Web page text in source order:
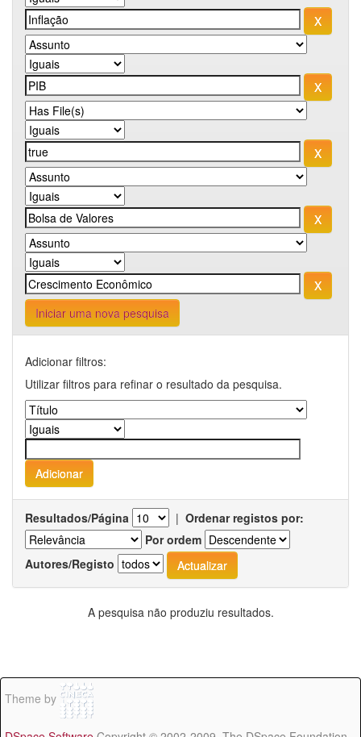
Iniciar uma nova pesquisa
Adicionar filtros:
Utilizar filtros para refinar o resultado da pesquisa.
Resultados/Página | Ordenar registos por:
Por ordem
Autores/Registo
A pesquisa não produziu resultados.
Theme by